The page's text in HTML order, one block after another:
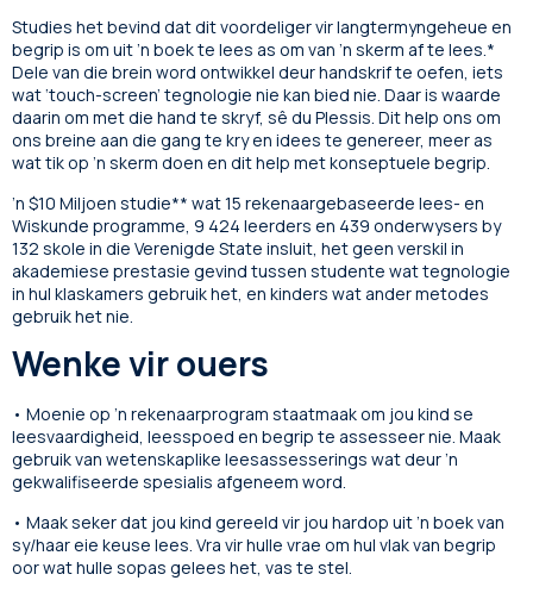
Studies het bevind dat dit voordeliger vir langtermyngeheue en
begrip is om uit ’n boek te lees as om van ’n skerm af te lees.*
Dele van die brein word ontwikkel deur handskrif te oefen, iets
wat ‘touch-screen’ tegnologie nie kan bied nie. Daar is waarde
daarin om met die hand te skryf, sê du Plessis. Dit help ons om
ons breine aan die gang te kry en idees te genereer, meer as
wat tik op ’n skerm doen en dit help met konseptuele begrip.
’n $10 Miljoen studie** wat 15 rekenaargebaseerde lees- en
Wiskunde programme, 9 424 leerders en 439 onderwysers by
132 skole in die Verenigde State insluit, het geen verskil in
akademiese prestasie gevind tussen studente wat tegnologie
in hul klaskamers gebruik het, en kinders wat ander metodes
gebruik het nie.
Wenke vir ouers
• Moenie op ’n rekenaarprogram staatmaak om jou kind se
leesvaardigheid, leesspoed en begrip te assesseer nie. Maak
gebruik van wetenskaplike leesassesserings wat deur ’n
gekwalifiseerde spesialis afgeneem word.
• Maak seker dat jou kind gereeld vir jou hardop uit ’n boek van
sy/haar eie keuse lees. Vra vir hulle vrae om hul vlak van begrip
oor wat hulle sopas gelees het, vas te stel.